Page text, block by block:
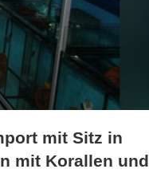
mit Sitz in
mit Korallen und